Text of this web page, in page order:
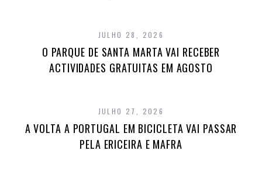
JULHO 28, 2026
O PARQUE DE SANTA MARTA VAI RECEBER
ACTIVIDADES GRATUITAS EM AGOSTO
JULHO 27, 2026
A VOLTA A PORTUGAL EM BICICLETA VAI PASSAR
PELA ERICEIRA E MAFRA